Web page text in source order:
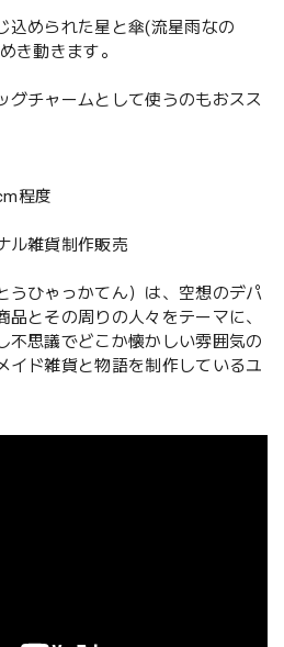
込められた星と傘(流星雨なの
き動きます。
グチャームとして使うのもおスス
程度
ル雑貨制作販売
うひゃっかてん）は、空想のデパ
とその周りの人々をテーマに、
不思議でどこか懐かしい雰囲気の
イド雑貨と物語を制作しているユ